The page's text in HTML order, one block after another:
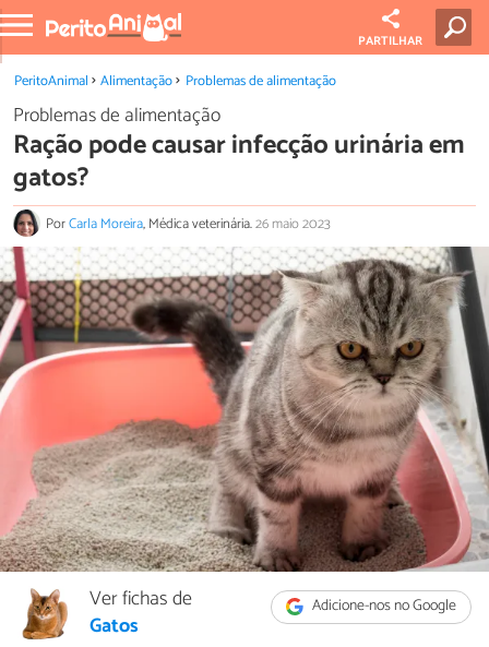
PARTILHAR
PeritoAnimal Alimentação Problemas de alimentação
Problemas de alimentação
Ração pode causar infecção urinária em
gatos?
PorCarla Moreira, Médica veterinária.26 maio 2023
Adicione-nos no Google
Ver fichas de
Gatos